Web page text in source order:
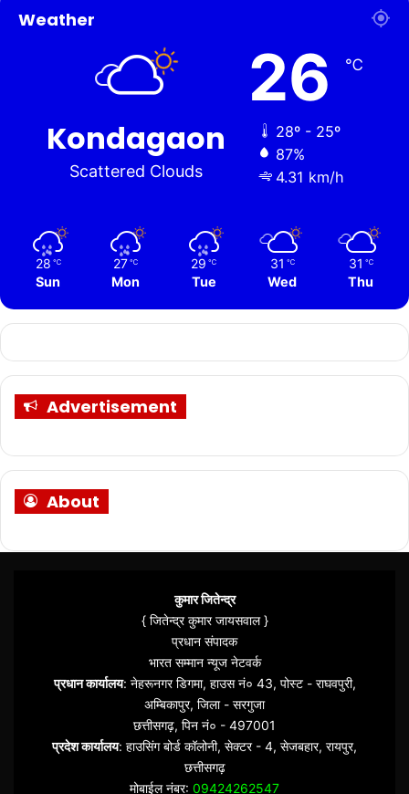
Weather
Kondagaon
Scattered Clouds
26 ℃
28º - 25º
87%
4.31 km/h
28 ℃
Sun
27 ℃
Mon
29 ℃
Tue
31 ℃
Wed
31 ℃
Thu
Advertisement
About
कुमार जितेन्द्र
{ जितेन्द्र कुमार जायसवाल }
प्रधान संपादक
भारत सम्मान न्यूज नेटवर्क
प्रधान कार्यालय: नेहरूनगर डिगमा, हाउस नं० 43, पोस्ट - राघवपुरी,
अम्बिकापुर, जिला - सरगुजा
छत्तीसगढ़, पिन नं० - 497001
प्रदेश कार्यालय: हाउसिंग बोर्ड कॉलोनी, सेक्टर - 4, सेजबहार, रायपुर,
छत्तीसगढ़
मोबाईल नंबर: 09424262547